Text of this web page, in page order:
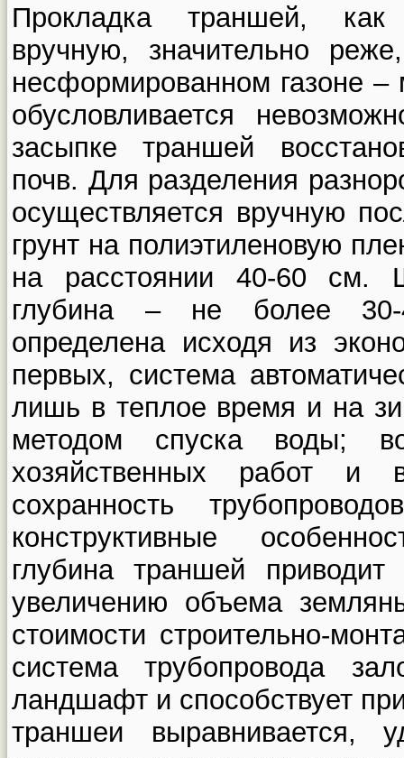
Прокладка траншей, как
вручную, значительно
несформированном газоне
обусловливается
засыпке траншей
почв. Для разделения
осуществляется вручную
грунт на полиэтиленовую
на расстоянии 40-60 см.
глубина – не более
определена исходя из
первых, система
лишь в теплое время и на
методом спуска воды;
хозяйственных работ и
сохранность
конструктивные
глубина траншей
увеличению объема
стоимости строительно-
система трубопровода
ландшафт и способствует
траншеи выравнивается,